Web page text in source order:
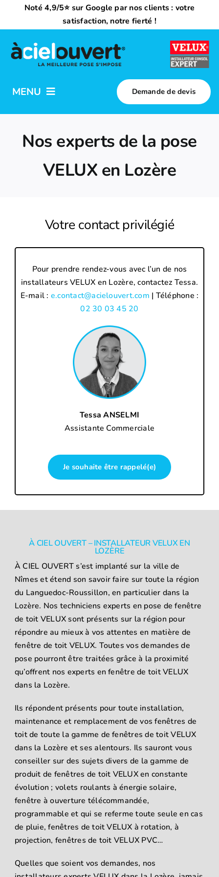
contenu
Noté 4,9/5⭐ sur Google par nos clients : votre
satisfaction, notre fierté !
MENU Demande de devis
Nos experts de la pose
VELUX en Lozère
Votre contact privilégié
Pour prendre rendez-vous avec l’un de nos
installateurs VELUX en Lozère, contactez Tessa.
E-mail : e.contact@acielouvert.com | Téléphone :
02 30 03 45 20
Tessa ANSELMI
Assistante Commerciale
Je souhaite être rappelé(e)
À CIEL OUVERT – INSTALLATEUR VELUX EN
LOZÈRE
À CIEL OUVERT s’est implanté sur la ville de
Nîmes et étend son savoir faire sur toute la région
du Languedoc-Roussillon, en particulier dans la
Lozère. Nos techniciens experts en pose de fenêtre
de toit VELUX sont présents sur la région pour
répondre au mieux à vos attentes en matière de
fenêtre de toit VELUX. Toutes vos demandes de
pose pourront être traitées grâce à la proximité
qu’offrent nos experts en fenêtre de toit VELUX
dans la Lozère.
Ils répondent présents pour toute installation,
maintenance et remplacement de vos fenêtres de
toit de toute la gamme de fenêtres de toit VELUX
dans la Lozère et ses alentours. Ils sauront vous
conseiller sur des sujets divers de la gamme de
produit de fenêtres de toit VELUX en constante
évolution ; volets roulants à énergie solaire,
fenêtre à ouverture télécommandée,
programmable et qui se referme toute seule en cas
de pluie, fenêtres de toit VELUX à rotation, à
projection, fenêtres de toit VELUX PVC…
Quelles que soient vos demandes, nos